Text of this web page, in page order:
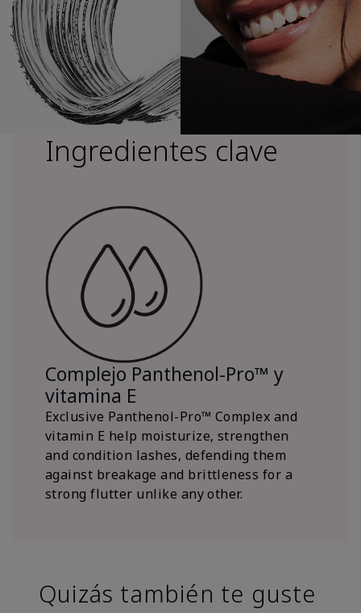
Ingredientes clave
Complejo Panthenol-Pro™ y
vitamina E
Exclusive Panthenol-Pro™ Complex and
vitamin E help moisturize, strengthen
and condition lashes, defending them
against breakage and brittleness for a
strong flutter unlike any other.
Quizás también te guste